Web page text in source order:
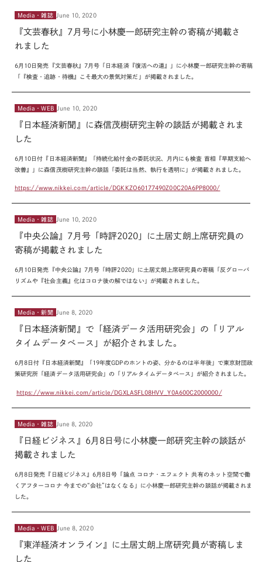
Media・雑誌 June 10, 2020
『文芸春秋』7月号に小林慶一郎研究主幹の寄稿が掲載さ
れました
6 月 10 日発売『文芸春秋』 7 月号「日本経済『復活への道』」に小林慶一郎研究主幹の寄稿
「『検査・追跡・待機』こそ最大の景気対策だ」が掲載されました。
Media・WEB June 10, 2020
『日本経済新聞』に森信茂樹研究主幹の談話が掲載されま
した
6 月 10 日付『日本経済新聞』「持続化給付金の委託状況、月内にも検査 首相『早期支給へ
改善』」に森信茂樹研究主幹の談話「委託は当然、執行を透明に」が掲載されました。
https://www.nikkei.com/article/DGKKZO60177490Z00C20A6PP8000/
Media・雑誌 June 10, 2020
『中央公論』7月号「時評2020」に土居丈朗上席研究員の
寄稿が掲載されました
6 月 10 日発売『中央公論』 7 月号「時評2020」に土居丈朗上席研究員の寄稿「反グローバ
リズムや『社会主義』化はコロナ後の解ではない」が掲載されました。
Media・新聞 June 8, 2020
『日本経済新聞』で「経済データ活用研究会」の「リアル
タイムデータベース」が紹介されました。
6月8日付『日本経済新聞』「19年度GDPのホントの姿、分かるのは半年後」で東京財団政
策研究所「経済データ活用研究会」の「リアルタイムデータベース」が紹介されました。
https://www.nikkei.com/article/DGXLASFL08HVV_Y0A600C2000000/
Media・雑誌 June 8, 2020
『日経ビジネス』6月8日号に小林慶一郎研究主幹の談話が
掲載されました
6 月8 日発売『日経ビジネス』6 月8 日号「論点 コロナ・エフェクト 共有のネット空間で働
くアフターコロナ 今までの“会社”はなくなる」に小林慶一郎研究主幹の談話が掲載されま
した。
Media・WEB June 8, 2020
『東洋経済オンライン』に土居丈朗上席研究員が寄稿しま
した